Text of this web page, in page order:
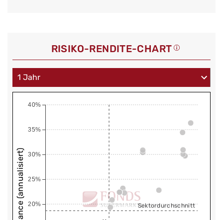
RISIKO-RENDITE-CHART
20%
25%
30%
35%
40%
Sektordurchschnitt
Performance (annualisiert)